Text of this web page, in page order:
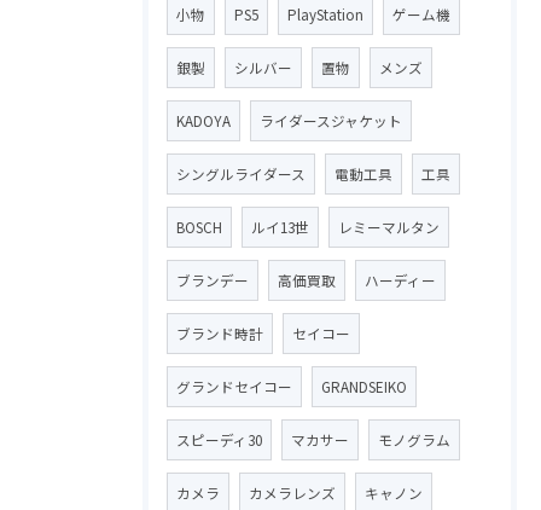
小物 PS5 PlayStation ゲーム機
銀製 シルバー 置物 メンズ
KADOYA ライダースジャケット
シングルライダース 電動工具 工具
BOSCH ルイ13世 レミーマルタン
ブランデー 高価買取 ハーディー
ブランド時計 セイコー
グランドセイコー GRANDSEIKO
スピーディ30 マカサー モノグラム
カメラ カメラレンズ キャノン